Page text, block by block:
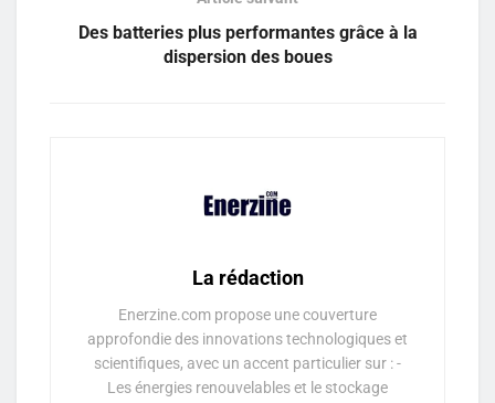
Des batteries plus performantes grâce à la
dispersion des boues
La rédaction
Enerzine.com propose une couverture
approfondie des innovations technologiques et
scientifiques, avec un accent particulier sur : -
Les énergies renouvelables et le stockage